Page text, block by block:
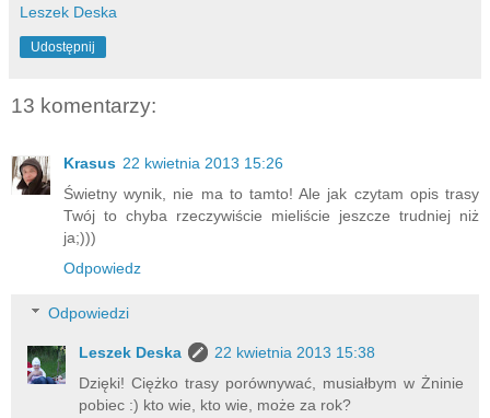
Leszek Deska
Udostępnij
13 komentarzy:
Krasus 22 kwietnia 2013 15:26
Świetny wynik, nie ma to tamto! Ale jak czytam opis trasy
Twój to chyba rzeczywiście mieliście jeszcze trudniej niż
ja;)))
Odpowiedz
Odpowiedzi
Leszek Deska
22 kwietnia 2013 15:38
Dzięki! Ciężko trasy porównywać, musiałbym w Żninie
pobiec :) kto wie, kto wie, może za rok?